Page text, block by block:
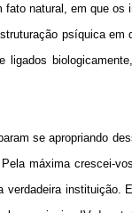
fato natural, em que
psíquica
ligados
se apropriando
máxima crescei-
instituição.